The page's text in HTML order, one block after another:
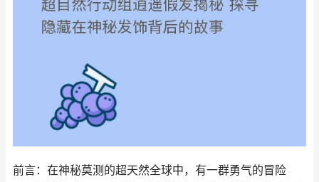
前言：在神秘莫测的超天然全球中，有一群勇气的冒险